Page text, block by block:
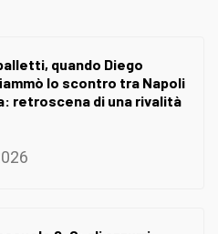
quando Diego
lo scontro tra Napoli
retroscena di una rivalità